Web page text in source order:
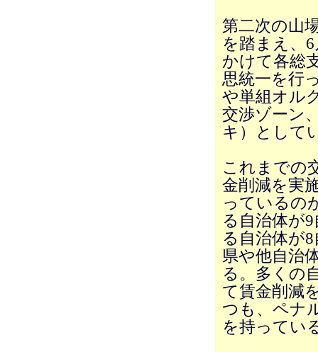
第二次の山
を踏まえ、
かけて各総
思統一を行
や単組オル
交渉ゾーン
キ）として
これまでの
金削減を実
っているの
る自治体が
る自治体が
県や他自治
る。多くの
て賃金削減
つも、ペナ
を持ってい